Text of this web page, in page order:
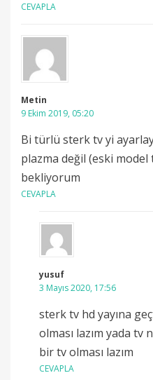
CEVAPLA
Metin
9 Ekim 2019, 05:20
Bi türlü sterk tv yi
plazma değil (eski
bekliyorum
CEVAPLA
yusuf
3 Mayıs 2020, 17:56
sterk tv hd yayına
olması lazım yada tv
bir tv olması lazım
CEVAPLA